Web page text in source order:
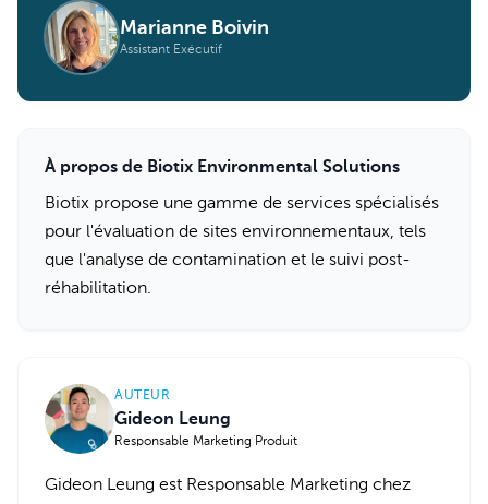
Marianne Boivin
Assistant Exécutif
À propos de Biotix Environmental Solutions
Biotix propose une gamme de services spécialisés
pour l'évaluation de sites environnementaux, tels
que l'analyse de contamination et le suivi post-
réhabilitation.
AUTEUR
Gideon Leung
Responsable Marketing Produit
Gideon Leung est Responsable Marketing chez